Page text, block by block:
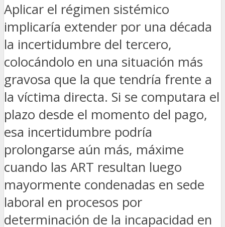
Aplicar el régimen sistémico
implicaría extender por una década
la incertidumbre del tercero,
colocándolo en una situación más
gravosa que la que tendría frente a
la víctima directa. Si se computara el
plazo desde el momento del pago,
esa incertidumbre podría
prolongarse aún más, máxime
cuando las ART resultan luego
mayormente condenadas en sede
laboral en procesos por
determinación de la incapacidad en